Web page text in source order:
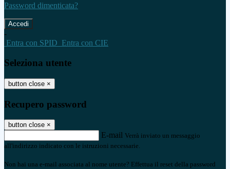
Password dimenticata?
-
Entra con SPID Entra con CIE
Seleziona utente
button close ×
Recupero password
button close ×
E-mail Verrà inviato un messaggio
all'indirizzo indicato con le istruzioni necessarie.
Non hai una e-mail associata al nome utente? Effettua il reset della password